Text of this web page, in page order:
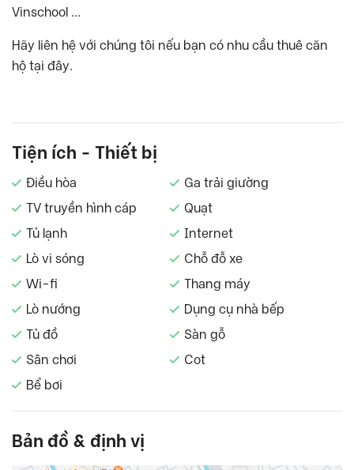
Vinschool …
Hãy liên hệ với chúng tôi nếu bạn có nhu cầu thuê căn
hộ tại đây.
Tiện ích - Thiết bị
Điều hòa
Ga trải giường
TV truyền hình cáp
Quạt
Tủ lạnh
Internet
Lò vi sóng
Chỗ đỗ xe
Wi-fi
Thang máy
Lò nướng
Dụng cụ nhà bếp
Tủ đồ
Sàn gỗ
Sân chơi
Cot
Bể bơi
Bản đồ & định vị